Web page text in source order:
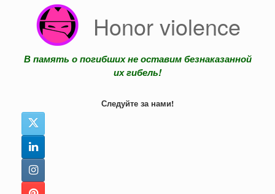
содержанию
Honor violence
В память о погибших не оставим безнаказанной
их гибель!
Следуйте за нами!